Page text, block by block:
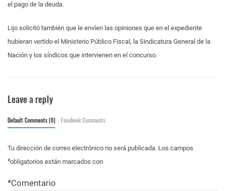
el pago de la deuda.
Lijo solicitó también que le envíen las opiniones que en el expediente
hubieran vertido el Ministerio Público Fiscal, la Sindicatura General de la
Nación y los síndicos que intervienen en el concurso.
Leave a reply
Default Comments (0) Facebook Comments
Tu dirección de correo electrónico no será publicada. Los campos
obligatorios están marcados con
*
Comentario
*